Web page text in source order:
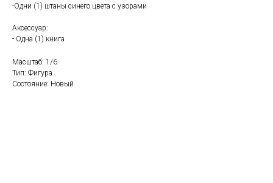
-Одни (1) штаны синего цвета с узорами
Аксессуар:
- Одна (1) книга
Масштаб: 1/6
Тип: Фигура
Состояние: Новый